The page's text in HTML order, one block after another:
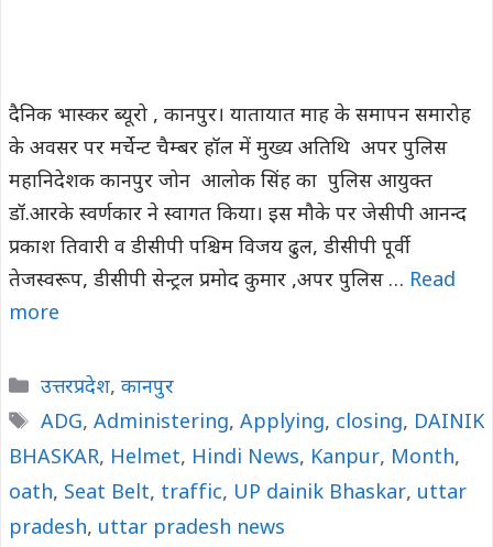
दैनिक भास्कर ब्यूरो , कानपुर। यातायात माह के समापन समारोह
के अवसर पर मर्चेन्ट चैम्बर हॉल में मुख्य अतिथि अपर पुलिस
महानिदेशक कानपुर जोन आलोक सिंह का पुलिस आयुक्त
डॉ.आरके स्वर्णकार ने स्वागत किया। इस मौके पर जेसीपी आनन्द
प्रकाश तिवारी व डीसीपी पश्चिम विजय ढुल, डीसीपी पूर्वी
तेजस्वरूप, डीसीपी सेन्ट्रल प्रमोद कुमार ,अपर पुलिस … Read
more
Categories
उत्तरप्रदेश, कानपुर
Tags
ADG, Administering, Applying, closing, DAINIK
BHASKAR, Helmet, Hindi News, Kanpur, Month,
oath, Seat Belt, traffic, UP dainik Bhaskar, uttar
pradesh, uttar pradesh news